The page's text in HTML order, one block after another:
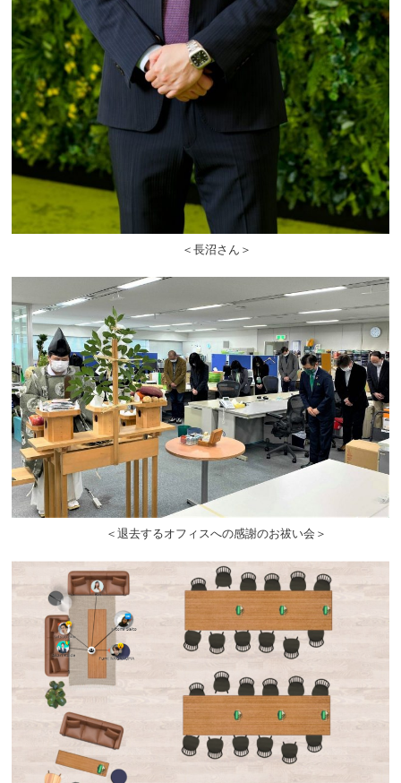
＜長沼さん＞
＜退去するオフィスへの感謝のお祓い会＞